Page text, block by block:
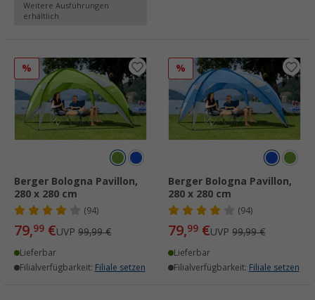
Weitere Ausführungen
erhältlich
%
Berger Bologna Pavillon,
280 x 280 cm
(94)
79,99 €UVP 99,99 €
Lieferbar
Filialverfügbarkeit: Filiale setzen
%
Berger Bologna Pavillon,
280 x 280 cm
(94)
79,99 €UVP 99,99 €
Lieferbar
Filialverfügbarkeit: Filiale setzen